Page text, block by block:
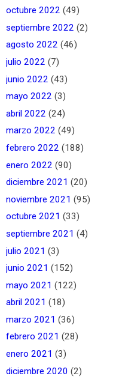
octubre 2022 (49)
septiembre 2022 (2)
agosto 2022 (46)
julio 2022 (7)
junio 2022 (43)
mayo 2022 (3)
abril 2022 (24)
marzo 2022 (49)
febrero 2022 (188)
enero 2022 (90)
diciembre 2021 (20)
noviembre 2021 (95)
octubre 2021 (33)
septiembre 2021 (4)
julio 2021 (3)
junio 2021 (152)
mayo 2021 (122)
abril 2021 (18)
marzo 2021 (36)
febrero 2021 (28)
enero 2021 (3)
diciembre 2020 (2)